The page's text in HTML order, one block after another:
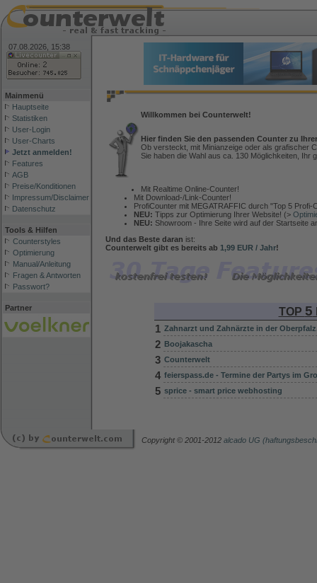
07.08.2026, 15:38
Mainmenü
Hauptseite
Statistiken
User-Login
User-Charts
Jetzt anmelden!
Features
AGB
Preise/Konditionen
Impressum/Disclaimer
Datenschutz
Tools & Hilfen
Counterstyles
Optimierung
Manual/Anleitung
Fragen & Antworten
Passwort?
Partner
Willkommen bei Counterwelt!
Hier finden Sie den passenden Counter zu
Ob versteckt, mit Minianzeige oder als grafischer
Sie haben die Wahl aus ca. 130 Möglichkeiten, Ihr
Mit Realtime Online-Counter!
Mit Download-/Link-Counter!
ProfiCounter mit MEGATRAFFIC durch "Top 5 Profi-
NEU: Tipps zur Optimierung Ihrer Website! (>
NEU: Showroom - Ihre Seite wird auf der Startseite
Und das Beste daran ist:
Counterwelt gibt es bereits ab 1,99 EUR / Jahr!
TOP 5
1 Zahnarzt und Zahnärzte in der
2 Boojakascha
3 Counterwelt
4 feierspass.de - Termine der Partys im
5 sprice - smart price webhosting
Copyright © 2001-2012 alcado UG